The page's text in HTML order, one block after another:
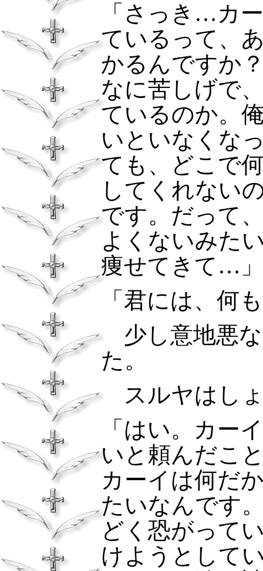
「さっき…カ
ているって、
かるんですか
なに苦しげで
ているのか。
いといなくな
ても、どこで
してくれない
です。だって
よくないみた
痩せてきて…」
「君には、何
少し意地悪
た。
スルヤはし
「はい。カー
いと頼んだこ
カーイは何だ
たいなんです
どく恐がって
けようとして